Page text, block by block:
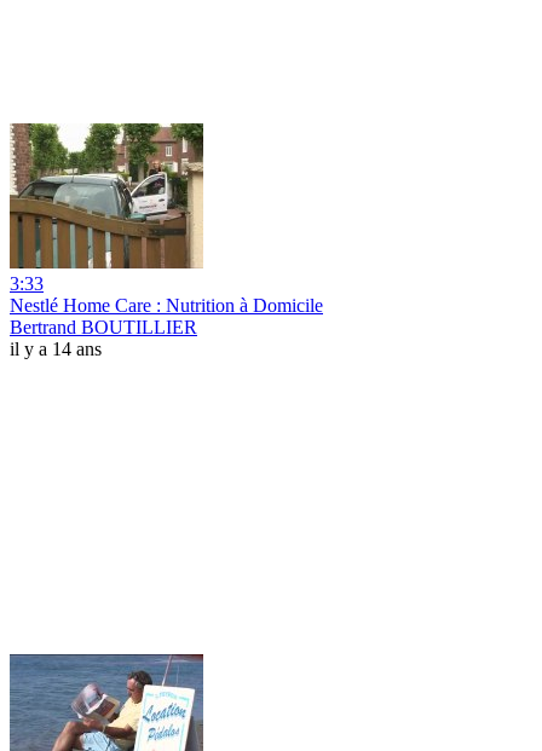
3:33
Nestlé Home Care : Nutrition à Domicile
Bertrand BOUTILLIER
il y a 14 ans